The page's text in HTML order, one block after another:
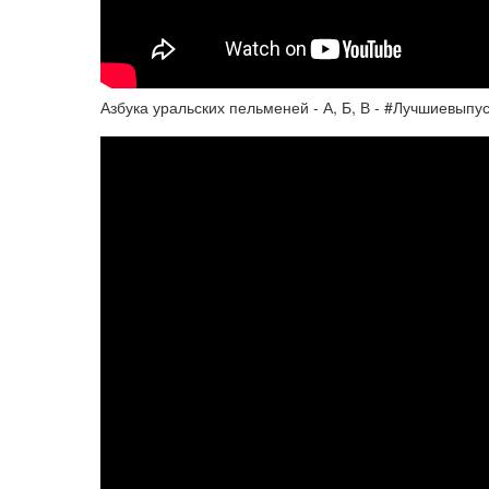
Азбука уральских пельменей - А, Б, В -